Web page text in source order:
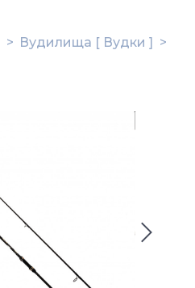
Вудилища [ Вудки ]